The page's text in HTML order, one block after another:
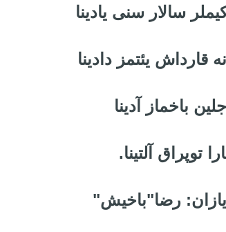
سالار سنی یادینا
قارداش یئتمز دادینا
باخماز آدینا
توپراق آلتینا.
رضا"باخیش"